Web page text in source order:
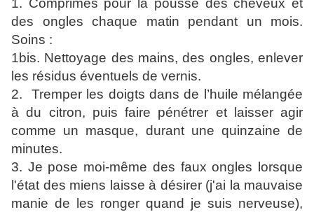
1. Comprimés pour la pousse des cheveux et
des ongles chaque matin pendant un mois.
Soins :
1bis. Nettoyage des mains, des ongles, enlever
les résidus éventuels de vernis.
2.
Tremper les doigts dans de l’huile mélangée
à du citron, puis faire pénétrer et laisser agir
comme un masque, durant une quinzaine de
minutes.
3. Je pose moi-même des faux ongles lorsque
l'état des miens laisse à désirer (j'ai la mauvaise
manie de les ronger quand je suis nerveuse),